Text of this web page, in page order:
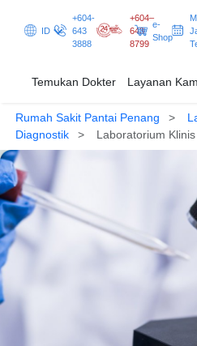
ID
+604-
643
3888
+604–
643
8799
e-
Shop
Temukan Dokter Layanan
Temukan Dokter
Layanan Kami
Pasien & Pengunjung
Promosi & Program
Rumah Sakit Pantai Penang
Diagnostik
Laboratorium Klinis